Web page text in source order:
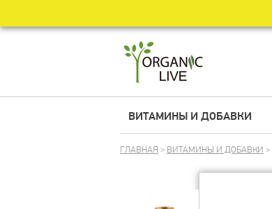
ВИТАМИНЫ И ДОБАВКИ
ГЛАВНАЯ > ВИТАМИНЫ И ДОБАВКИ >